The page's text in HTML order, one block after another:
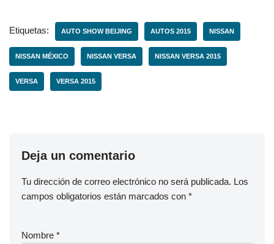
Etiquetas: AUTO SHOW BEIJING AUTOS 2015 NISSAN
NISSAN MÉXICO NISSAN VERSA NISSAN VERSA 2015
VERSA VERSA 2015
Deja un comentario
Tu dirección de correo electrónico no será publicada. Los
campos obligatorios están marcados con *
Nombre *